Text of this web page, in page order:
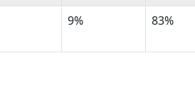
9% 83%